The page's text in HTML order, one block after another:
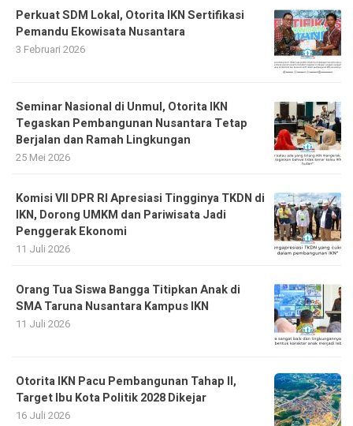
Perkuat SDM Lokal, Otorita IKN Sertifikasi
Pemandu Ekowisata Nusantara
3 Februari 2026
Seminar Nasional di Unmul, Otorita IKN
Tegaskan Pembangunan Nusantara Tetap
Berjalan dan Ramah Lingkungan
25 Mei 2026
Komisi VII DPR RI Apresiasi Tingginya TKDN di
IKN, Dorong UMKM dan Pariwisata Jadi
Penggerak Ekonomi
11 Juli 2026
Orang Tua Siswa Bangga Titipkan Anak di
SMA Taruna Nusantara Kampus IKN
11 Juli 2026
Otorita IKN Pacu Pembangunan Tahap II,
Target Ibu Kota Politik 2028 Dikejar
16 Juli 2026